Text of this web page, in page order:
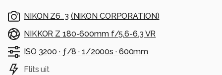
NIKON Z6_3 ( NIKON CORPORATION)
NIKKOR Z 180-600mm f/5.6-6.3 VR
ISO 3200 · ƒ/8 · 1/2000s · 600mm
Flits uit